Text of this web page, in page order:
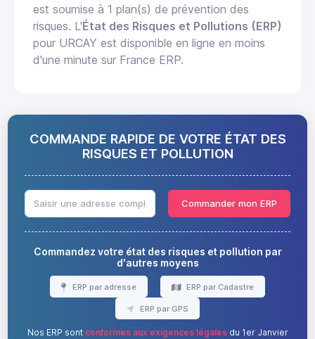
est soumise à 1 plan(s) de prévention des
risques. L'État des Risques et Pollutions (ERP)
pour URCAY est disponible en ligne en moins
d'une minute sur France ERP.
COMMANDE RAPIDE DE VOTRE ÉTAT DES
RISQUES ET POLLUTION
Commander mon ERP
Commandez votre état des risques et pollution par
d'autres moyens
ERP par adresse ERP par Cadastre
ERP par GPS
Nos ERP sont conformes aux exigences légalesdu 1er Janvier